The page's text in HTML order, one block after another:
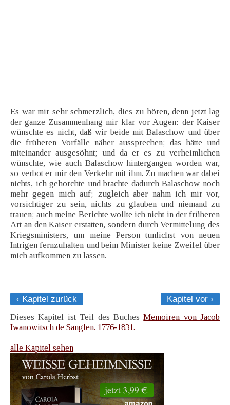
Es war mir sehr schmerzlich, dies zu hören, denn jetzt lag
der ganze Zusammenhang mir klar vor Augen: der Kaiser
wünschte es nicht, daß wir beide mit Balaschow und über
die früheren Vorfälle näher aussprechen; das hätte und
miteinander ausgesöhnt; und da er es zu verheimlichen
wünschte, wie auch Balaschow hintergangen worden war,
so verbot er mir den Verkehr mit ihm. Zu machen war dabei
nichts, ich gehorchte und brachte dadurch Balaschow noch
mehr gegen mich auf; zugleich aber nahm ich mir vor,
vorsichtiger zu sein, nichts zu glauben und niemand zu
trauen; auch meine Berichte wollte ich nicht in der früheren
Art an den Kaiser erstatten, sondern durch Vermittelung des
Kriegsministers, um meine Person tunlichst von neuen
Intrigen fernzuhalten und beim Minister keine Zweifel über
mich aufkommen zu lassen.
‹ Kapitel zurück
Kapitel vor ›
Dieses Kapitel ist Teil des BuchesMemoiren von Jacob
Iwanowitsch de Sanglen. 1776-1831.
alle Kapitel sehen